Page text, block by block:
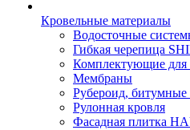
Кровельные материалы
Водосточные
Гибкая черепица
Комплектующие для
Мембраны
Рубероид, битумные
Рулонная кровля
Фасадная плитка